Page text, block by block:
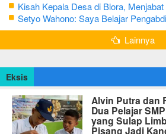
Kisah Kepala Desa di Blora,
Masih Hidup Sederhana
Setyo Wahono: Saya Belajar
Lainnya
Eksis
Alvin Putra dan
Dua Pelajar
yang Sulap
Pisang Jadi